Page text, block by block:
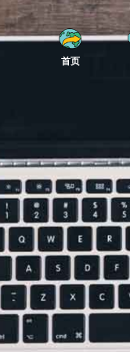
首页